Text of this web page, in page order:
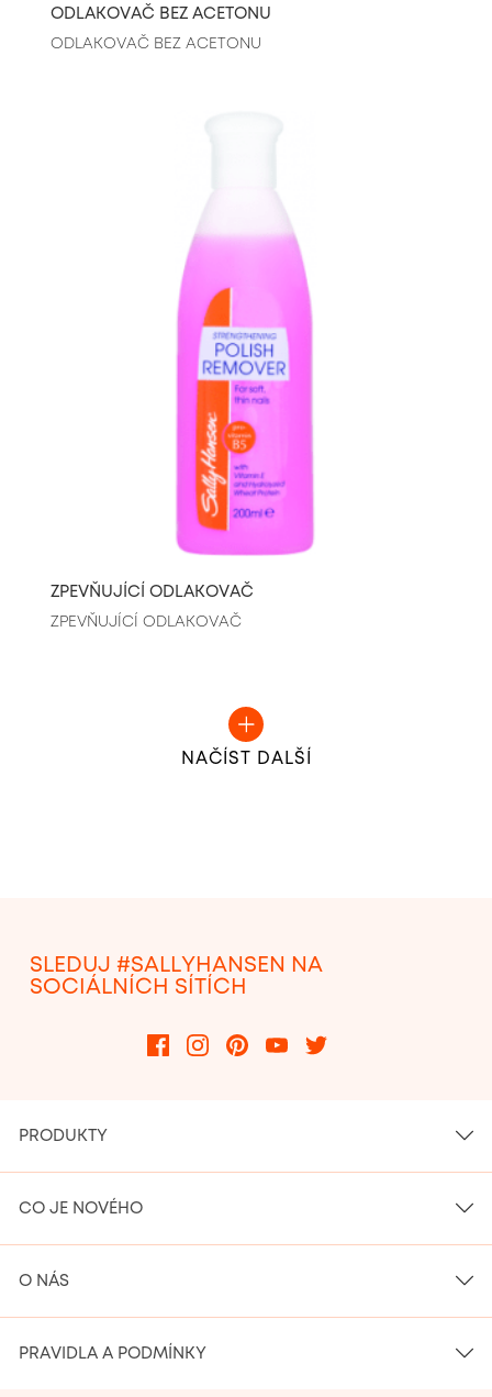
ODLAKOVAČ BEZ ACETONU
ODLAKOVAČ BEZ ACETONU
ZPEVŇUJÍCÍ ODLAKOVAČ
ZPEVŇUJÍCÍ ODLAKOVAČ
NAČÍST DALŠÍ
SLEDUJ #SALLYHANSEN NA
SOCIÁLNÍCH SÍTÍCH
PRODUKTY
CO JE NOVÉHO
O NÁS
PRAVIDLA A PODMÍNKY